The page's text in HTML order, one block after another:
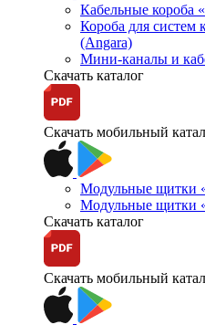
Кабельные короба
Короба для систем
(Angara)
Мини-каналы и
Скачать каталог
Скачать мобильный
Модульные щитки
Модульные щитки
Скачать каталог
Скачать мобильный